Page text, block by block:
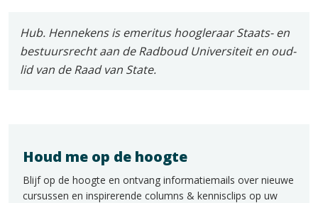
Hub. Hennekens is emeritus hoogleraar Staats- en
bestuursrecht aan de Radboud Universiteit en oud-
lid van de Raad van State.
Houd me op de hoogte
Blijf op de hoogte en ontvang informatiemails over nieuwe
cursussen en inspirerende columns & kennisclips op uw